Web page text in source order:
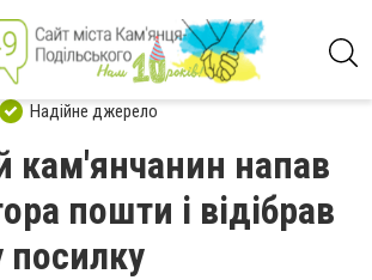
Надійне джерело
кам'янчанин напав
пошти і відібрав